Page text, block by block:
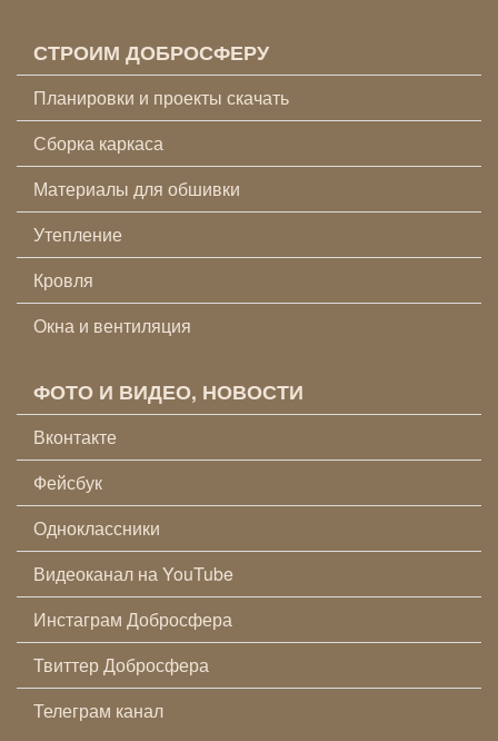
СТРОИМ ДОБРОСФЕРУ
Планировки и проекты скачать
Сборка каркаса
Материалы для обшивки
Утепление
Кровля
Окна и вентиляция
ФОТО И ВИДЕО, НОВОСТИ
Вконтакте
Фейсбук
Одноклассники
Видеоканал на YouTube
Инстаграм Добросфера
Твиттер Добросфера
Телеграм канал